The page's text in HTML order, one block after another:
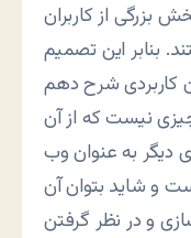
بزرگی از کاربران
بنابر این تصمیم
نیست که از آن
دیگر به عنوان وب
و شاید بتوان آن
و در نظر گرفتن